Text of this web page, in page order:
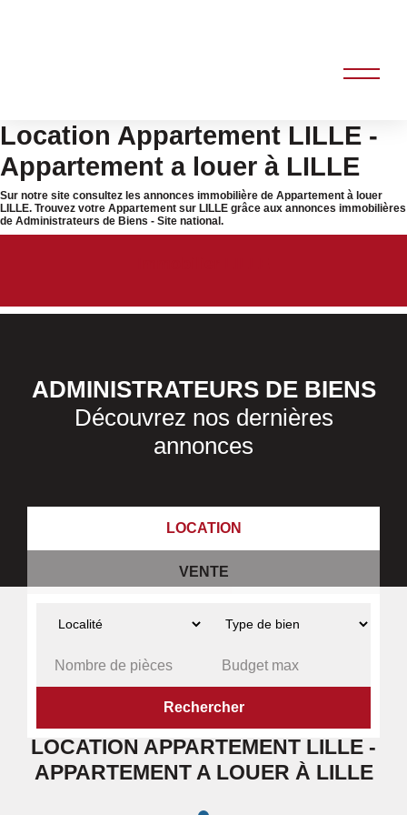
Location Appartement LILLE -
Appartement a louer à LILLE
Sur notre site consultez les annonces immobilière de Appartement à louer
LILLE. Trouvez votre Appartement sur LILLE grâce aux annonces immobilières
de Administrateurs de Biens - Site national.
ADMINISTRATEURS DE BIENS
Découvrez nos dernières
annonces
LOCATION
VENTE
ACCUEIL A LOUER APPARTEMENT LILLE
LOCATION APPARTEMENT LILLE -
APPARTEMENT A LOUER À LILLE